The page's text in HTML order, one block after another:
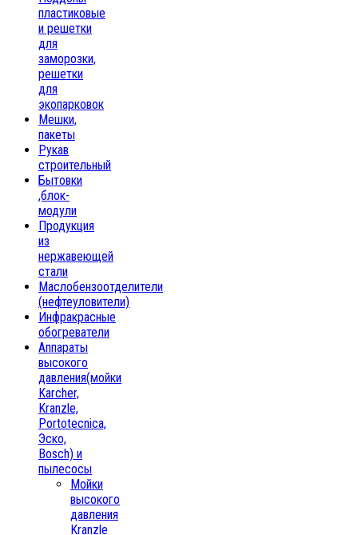
пластиковые
и решетки
для
заморозки,
решетки
для
экопарковок
Мешки,
пакеты
Рукав
строительный
Бытовки
,блок-
модули
Продукция
из
нержавеющей
стали
Маслобензоотделители
(нефтеуловители)
Инфракрасные
обогреватели
Аппараты
высокого
давления(мойки
Karcher,
Kranzle,
Portotecnica,
Эско,
Bosch) и
пылесосы
Мойки
высокого
давления
Kranzle